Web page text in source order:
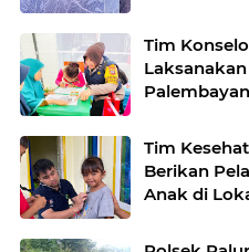
Tim
Tim
Berikan
Anak di